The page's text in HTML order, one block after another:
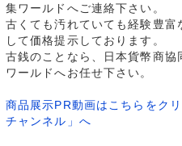
集ワールドへご連絡下さい。
古くても汚れていても経験豊
して価格提示しております。
古銭のことなら、日本貨幣商
ワールドへお任せ下さい。
商品展示PR動画はこちらをク
チャンネル」へ